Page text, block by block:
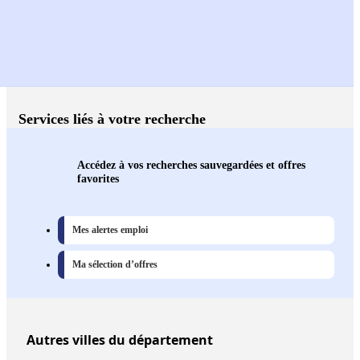
Services liés à votre recherche
Accédez à vos recherches sauvegardées et offres
favorites
Mes alertes emploi
Ma sélection d’offres
Autresvillesdu département